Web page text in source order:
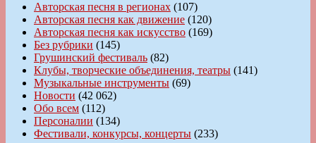
Авторская песня в регионах (107)
Авторская песня как движение (120)
Авторская песня как искусство (169)
Без рубрики (145)
Грушинский фестиваль (82)
Клубы, творческие объединения, театры (141)
Музыкальные инструменты (69)
Новости (42 062)
Обо всем (112)
Персоналии (134)
Фестивали, конкурсы, концерты (233)